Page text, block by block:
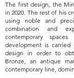
The first design, the
in 2020. The rest of his
using noble and
combination and
contemporary
development is carried
design in order to
Bronze, an antique
contemporary line,